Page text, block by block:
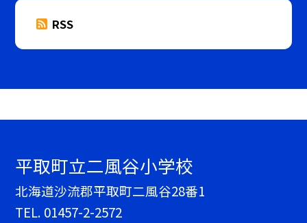
RSS
平取町立二風谷小学校
北海道沙流郡平取町二風谷28番1
TEL. 01457-2-2572